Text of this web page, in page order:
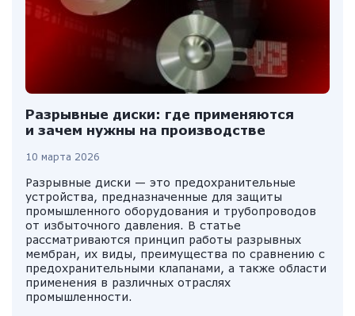
Разрывные диски: где применяются
и зачем нужны на производстве
10 марта 2026
Разрывные диски — это предохранительные
устройства, предназначенные для защиты
промышленного оборудования и трубопроводов
от избыточного давления. В статье
рассматриваются принцип работы разрывных
мембран, их виды, преимущества по сравнению с
предохранительными клапанами, а также области
применения в различных отраслях
промышленности.